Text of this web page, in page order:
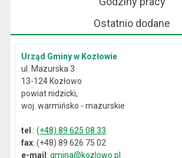
Ostatnio dodane
Urząd Gminy w Kozłowie
ul. Mazurska 3
13-124 Kozłowo
powiat nidzicki,
woj. warmińsko - mazurskie
tel .:(+48) 89 625 08 33
fax: (+48) 89 626 75 02
e-mail:gmina@kozlowo.pl